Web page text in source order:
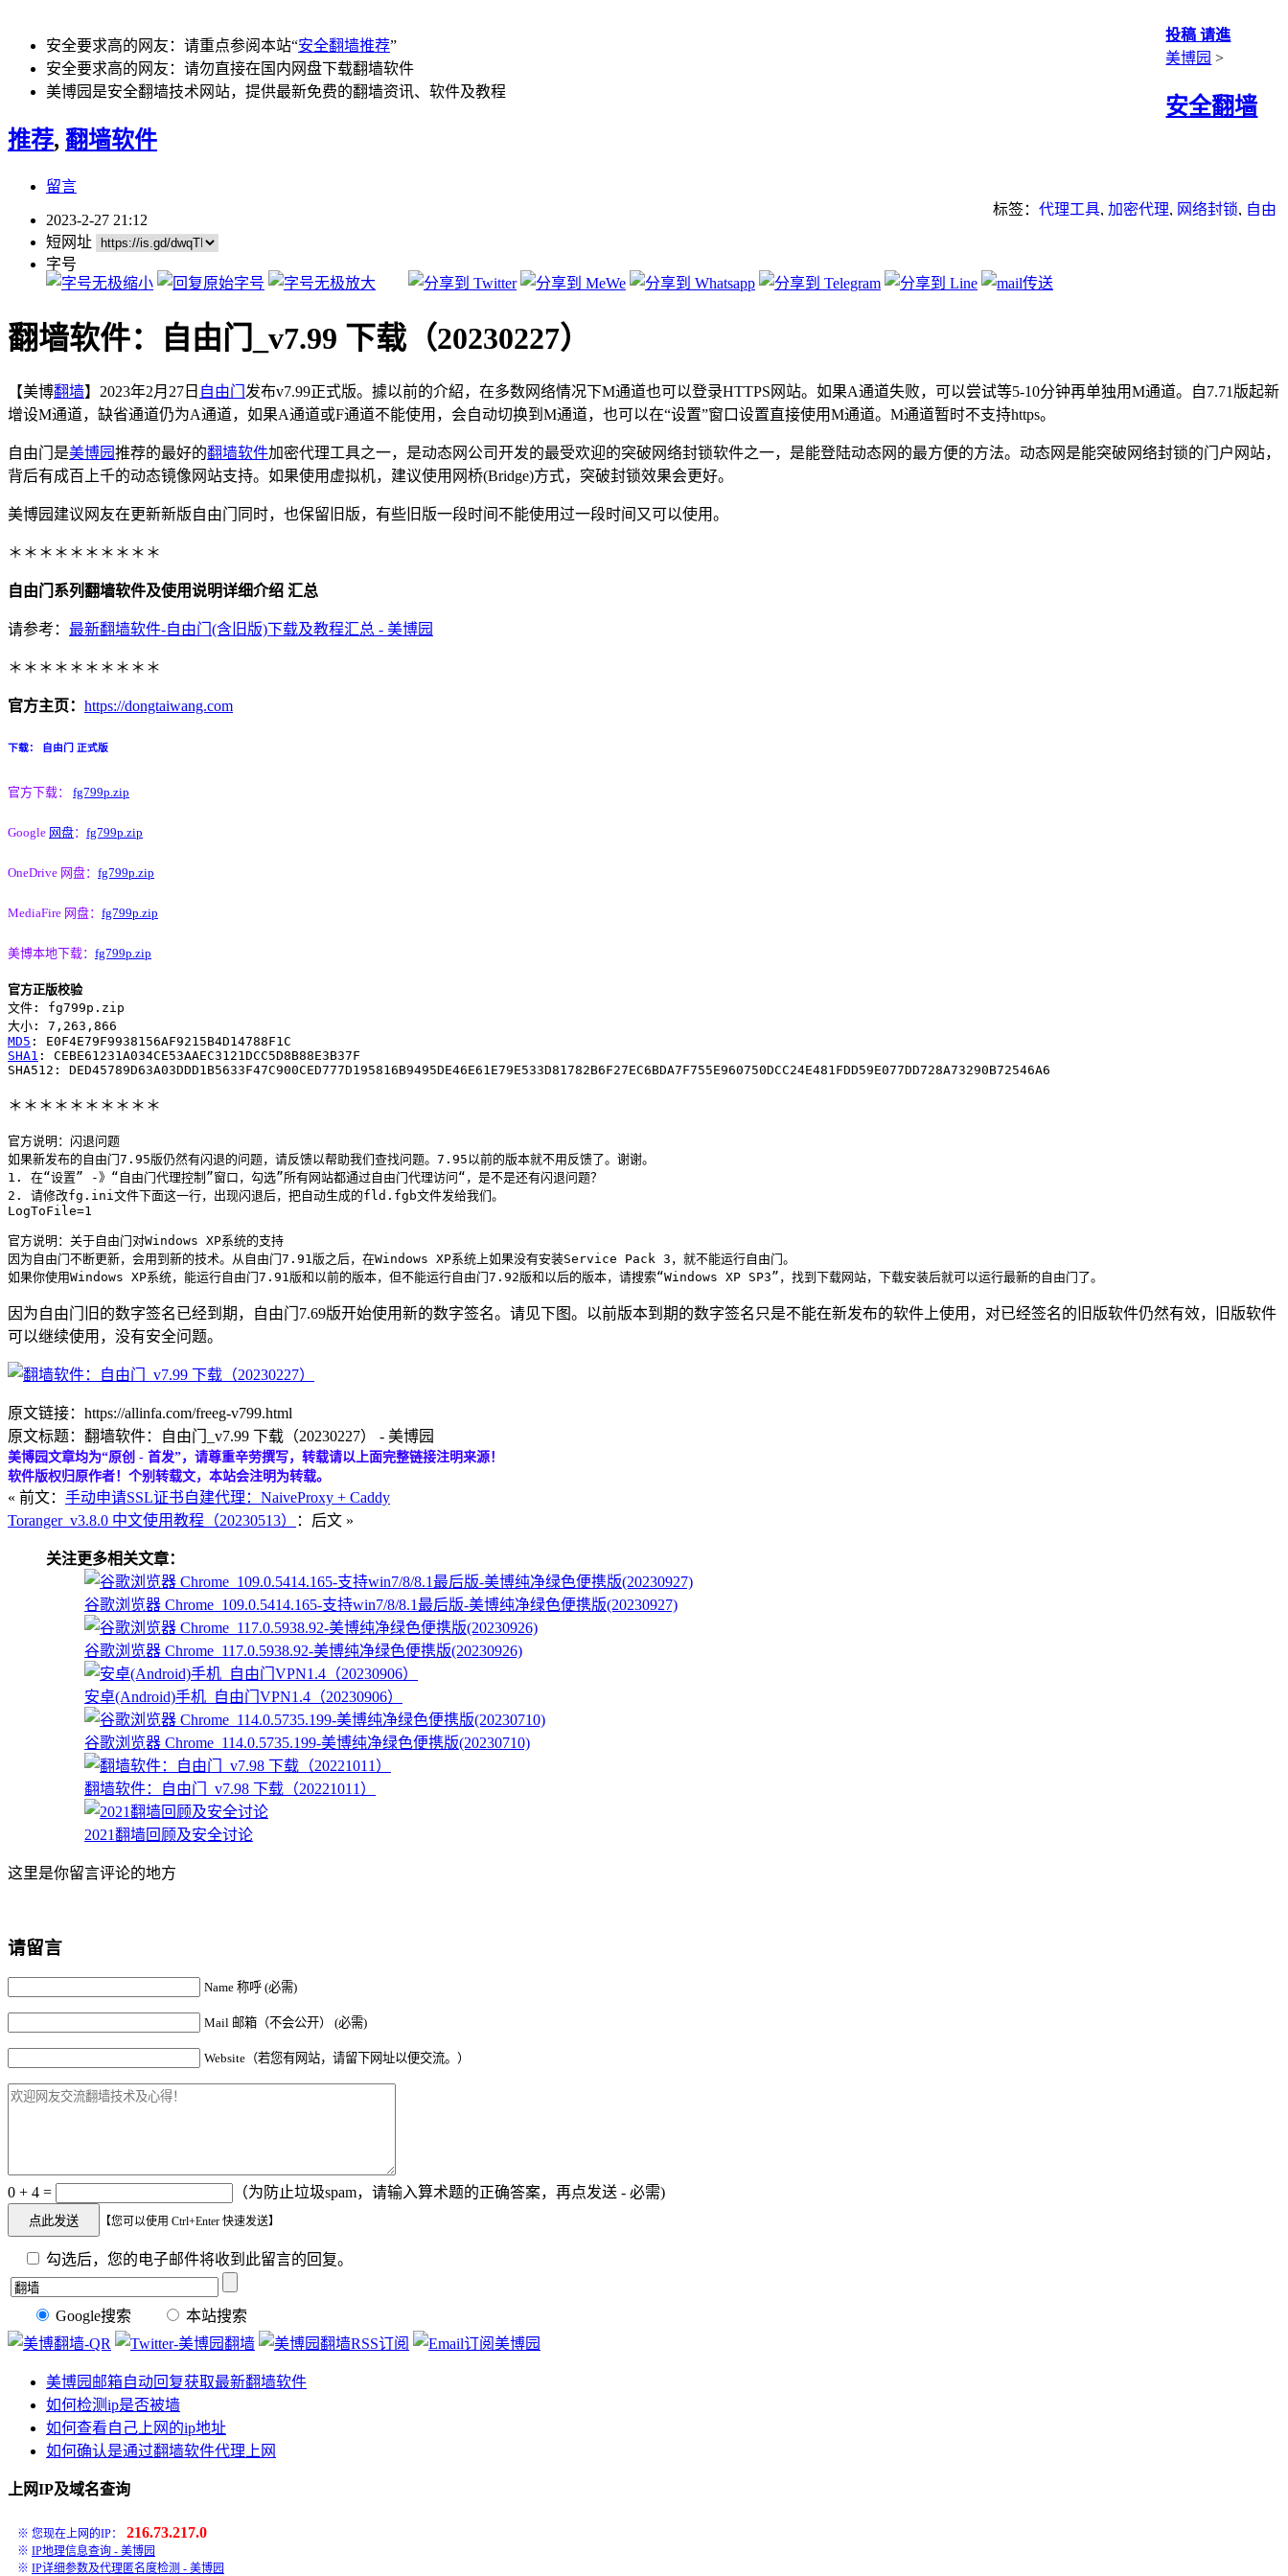
安全要求高的网友：请重点参阅本站“安全翻墙推荐”
安全要求高的网友：请勿直接在国内网盘下载翻墙软件
美博园是安全翻墙技术网站，提供最新免费的翻墙资讯、软件及教程
投稿 请進
美博园 >
安全翻墙
推荐, 翻墙软件
留言
标签： 代理工具, 加密代理, 网络封锁, 自由
2023-2-27 21:12
短网址
字号
翻墙软件：自由门_v7.99 下载（20230227）
【美博翻墙】2023年2月27日 自由门 发布v7.99正式版。據以前的介紹，在多数网络情况下M通道也可以登录HTTPS网站。如果A通道失败，可以尝试等5-10分钟再单独用M通道。自7.71版起新
增设M通道，缺省通道仍为A通道，如果A通道或F通道不能使用，会自动切换到M通道，也可以在“设置”窗口设置直接使用M通道。M通道暂时不支持https。
自由门是美博园推荐的最好的翻墙软件加密代理工具之一，是动态网公司开发的最受欢迎的突破网络封锁软件之一，是能登陆动态网的最方便的方法。动态网是能突破网络封锁的门户网站，
背后有成百上千的动态镜像网站支持。如果使用虚拟机，建议使用网桥(Bridge)方式，突破封锁效果会更好。
美博园建议网友在更新新版自由门同时，也保留旧版，有些旧版一段时间不能使用过一段时间又可以使用。
＊＊＊＊＊＊＊＊＊＊
自由门系列翻墙软件及使用说明详细介绍 汇总
请参考： 最新翻墙软件-自由门(含旧版)下载及教程汇总 - 美博园
＊＊＊＊＊＊＊＊＊＊
官方主页： https://dongtaiwang.com
下载： 自由门 正式版
官方下载： fg799p.zip
Google 网盘： fg799p.zip
OneDrive 网盘： fg799p.zip
MediaFire 网盘： fg799p.zip
美博本地下载： fg799p.zip
官方正版校验
文件: fg799p.zip
MD5
SHA1 : CEBE61231A034CE53AAEC3121DCC5D8B88E3B37F
＊＊＊＊＊＊＊＊＊＊
官方说明：闪退问题
如果新发布的自由门7.95版仍然有闪退的问题，请反馈以帮助我们查找问题。7.95以前的版本就不用反馈了。谢谢。
1. 在“设置” -》“自由门代理控制”窗口，勾选”所有网站都通过自由门代理访问“，是不是还有闪退问题？
2. 请修改fg.ini文件下面这一行，出现闪退后，把自动生成的fld.fgb文件发给我们。
LogToFile=1
官方说明：关于自由门对Windows XP系统的支持
因为自由门不断更新，会用到新的技术。从自由门7.91版之后，在Windows XP系统上如果没有安装Service Pack 3，就不能运行自由门。
如果你使用Windows XP系统，能运行自由门7.91版和以前的版本，但不能运行自由门7.92版和以后的版本，请搜索“Windows XP SP3”，找到下载网站，下载安装后就可以运行最新的自由门了。
因为自由门旧的数字签名已经到期，自由门7.69版开始使用新的数字签名。请见下图。以前版本到期的数字签名只是不能在新发布的软件上使用，对已经签名的旧版软件仍然有效，旧版软件
可以继续使用，没有安全问题。
原文链接：https://allinfa.com/freeg-v799.html
原文标题：翻墙软件：自由门_v7.99 下载（20230227） - 美博园
美博园文章均为“原创 - 首发”，请尊重辛劳撰写，转载请以上面完整链接注明来源！
软件版权归原作者！个别转载文，本站会注明为转载。
« 前文： 手动申请SSL证书自建代理：NaiveProxy + Caddy
Toranger_v3.8.0 中文使用教程（20230513）
：后文 »
关注更多相关文章：
谷歌浏览器 Chrome_109.0.5414.165-支持win7/8/8.1最后版-美博纯净绿色便携版(20230927)
谷歌浏览器 Chrome_117.0.5938.92-美博纯净绿色便携版(20230926)
安卓(Android)手机_自由门VPN1.4（20230906）
谷歌浏览器 Chrome_114.0.5735.199-美博纯净绿色便携版(20230710)
翻墙软件：自由门_v7.98 下载（20221011）
2021翻墙回顾及安全讨论
这里是你留言评论的地方
请留言
Name 称呼 (必需)
Mail 邮箱（不会公开） (必需)
Website（若您有网站，请留下网址以便交流。）
0 + 4 = （为防止垃圾spam，请输入算术题的正确答案，再点发送 - 必需)
【您可以使用 Ctrl+Enter 快速发送】
勾选后，您的电子邮件将收到此留言的回复。
Google搜索 本站搜索
美博园邮箱自动回复获取最新翻墙软件
如何检测ip是否被墙
如何查看自己上网的ip地址
如何确认是通过翻墙软件代理上网
上网IP及域名查询
※ 您现在上网的IP： 216.73.217.0
※ IP地理信息查询 - 美博园
※ IP详细参数及代理匿名度检测 - 美博园